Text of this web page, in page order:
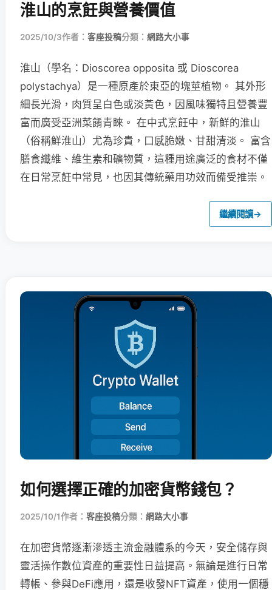
淮山的烹飪與營養價值
2025/10/3作者： 客座投稿分類： 網路大小事
淮山（學名：Dioscorea opposita 或 Dioscorea
polystachya）是一種原產於東亞的塊莖植物。 其外形
細長光滑，肉質呈白色或淡黃色，因風味獨特且營養豐
富而廣受亞洲菜餚青睞。 在中式烹飪中，新鮮的淮山
（俗稱鮮淮山）尤為珍貴，口感脆嫩、甘甜清淡。 富含
膳食纖維、維生素和礦物質，這種用途廣泛的食材不僅
在日常烹飪中常見，也因其傳統藥用功效而備受推崇。
繼續閱讀→
如何選擇正確的加密貨幣錢包？
2025/10/1作者： 客座投稿分類： 網路大小事
在加密貨幣逐漸滲透主流金融體系的今天，安全儲存與
靈活操作數位資產的重要性日益提高。無論是進行日常
轉帳、參與DeFi應用，還是收發NFT資產，使用一個穩